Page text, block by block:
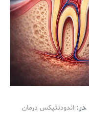
در: اندودنتیکس درمان